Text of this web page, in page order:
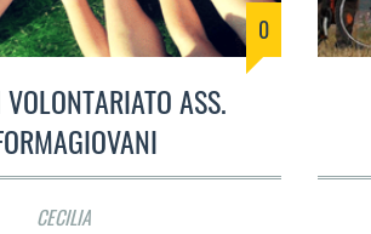
0
ASS.
CECILIA